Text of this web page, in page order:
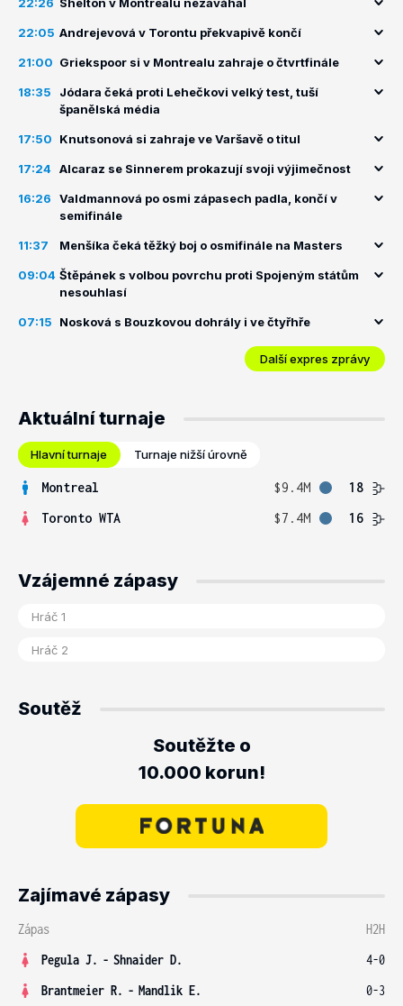
22:05 Andrejevová v Torontu překvapivě končí
21:00 Griekspoor si v Montrealu zahraje o čtvrtfinále
18:35
Jódara čeká proti Lehečkovi velký test, tuší
španělská média
17:50 Knutsonová si zahraje ve Varšavě o titul
17:24 Alcaraz se Sinnerem prokazují svoji výjimečnost
16:26
Valdmannová po osmi zápasech padla, končí v
semifinále
11:37 Menšíka čeká těžký boj o osmifinále na Masters
09:04 Štěpánek s volbou povrchu proti Spojeným státům
nesouhlasí
07:15 Nosková s Bouzkovou dohrály i ve čtyřhře
Další expres zprávy
Aktuální turnaje
Hlavní turnaje Turnaje nižší úrovně
Montreal $9.4M
18
Toronto WTA
$7.4M 16
Vzájemné zápasy
Soutěž
Soutěžte o
10.000 korun!
Zajímavé zápasy
Zápas
H2H
Pegula J. - Shnaider D.
4-0
Brantmeier R. - Mandlik E.
0-3